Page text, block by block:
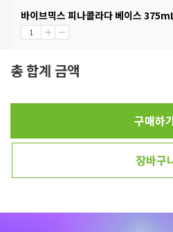
바이브믹스 피나콜라다 베이스
총 합계 금액
구매하
장바구